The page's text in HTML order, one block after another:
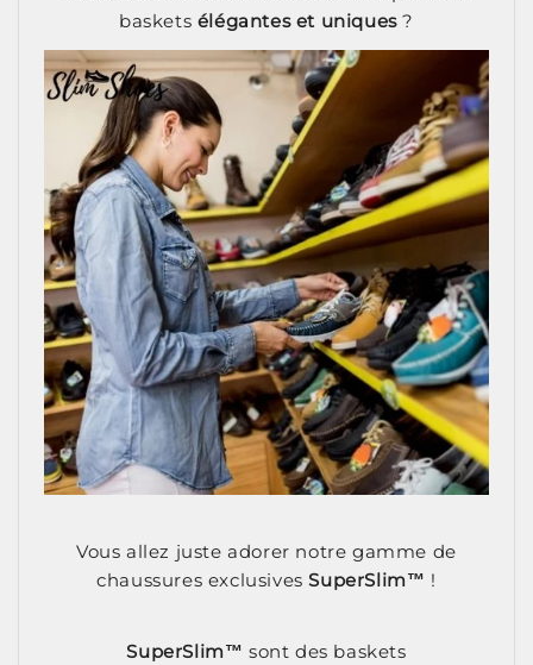
baskets élégantes et uniques ?
Vous allez juste adorer notre gamme de
chaussures exclusives SuperSlim™ !
SuperSlim™ sont des baskets